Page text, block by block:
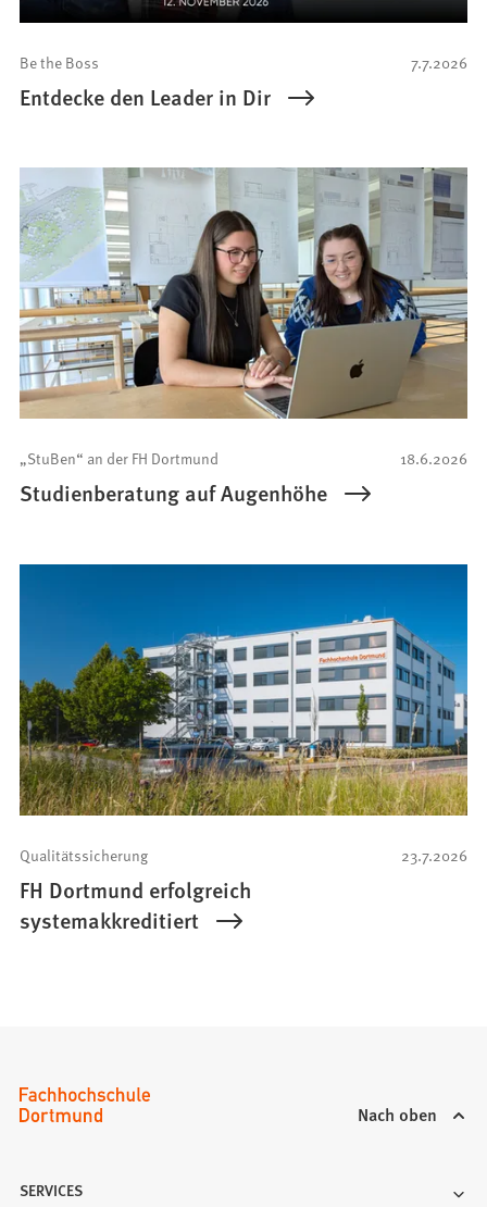
7.7.2026
Be the Boss
Entdecke den Leader in Dir
18.6.2026
„StuBen“ an der FH Dortmund
Studienberatung auf Augenhöhe
23.7.2026
Qualitätssicherung
FH Dortmund erfolgreich
systemakkreditiert
Nach oben
SERVICES